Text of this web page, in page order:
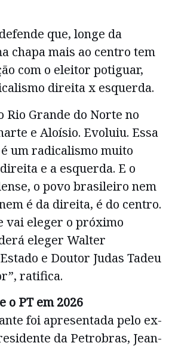
que, longe da
chapa mais ao centro tem
com o eleitor potiguar,
direita x esquerda.
Rio Grande do Norte no
e Aloísio. Evoluiu. Essa
um radicalismo muito
e a esquerda. E o
o povo brasileiro nem
é da direita, é do centro.
vai eleger o próximo
eleger Walter
e Doutor Judas Tadeu
ratifica.
o PT em 2026
foi apresentada pelo ex-
da Petrobras, Jean-